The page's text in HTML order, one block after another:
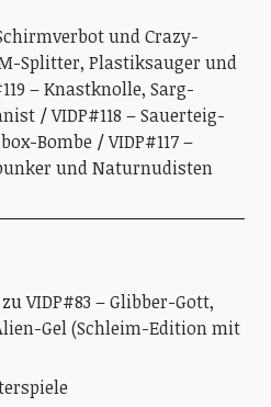
und Crazy-
Splitter, Plastiksauger und
– Knastknolle, Sarg-
VIDP#118 – Sauerteig-
Bombe
VIDP#117 –
und Naturnudisten
VIDP#83 – Glibber-Gott,
Gel (Schleim-Edition mit